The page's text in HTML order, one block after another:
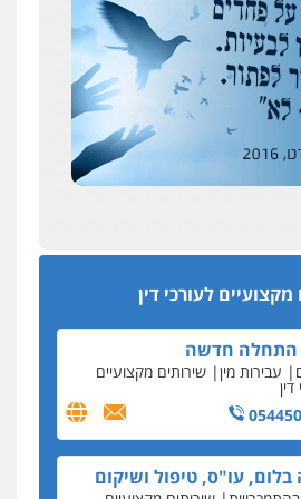
לעורכי דין
– מוניטין
מגוגל ודחיקת אזכורים
שירותים מקצועיים לעורכי דין
לעורכי דין
התחלה חדשה
עבירות מין שירותים מקצועיים
בלום, עו"ס, טיפול ושיקום
הון בלשכת עורכי הדין
בירושלים עורכות ועורכי
עידן דביר: האונס והמחירון
לשעבר בחיפה וסינדיקאט
הרינג
חייק ואביו הרב אריה חייק
ארבל פלדמן טען לרקע נפשי